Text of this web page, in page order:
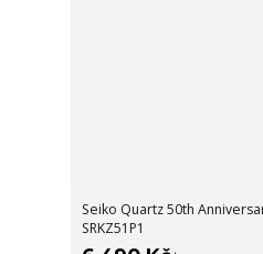
Seiko Quartz 50th
SRKZ51P1